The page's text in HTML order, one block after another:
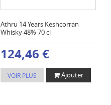
Athru 14 Years Keshcorran
Whisky 48% 70 cl
124,46 €
VOIR PLUS Ajouter